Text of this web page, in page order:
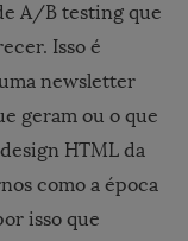
A/B testing que
Isso é
newsletter
geram ou o que
HTML da
como a época
isso que